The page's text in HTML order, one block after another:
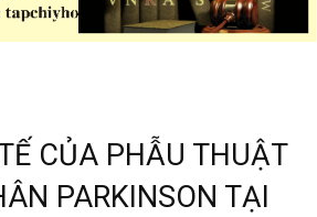
CỦA PHẪU THUẬT
PARKINSON TẠI